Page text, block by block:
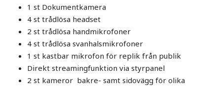
1 st Dokumentkamera
4 st trådlösa headset
2 st trådlösa handmikrofoner
4 st trådlösa svanhalsmikrofoner
1 st kastbar mikrofon för replik från publik
Direkt streamingfunktion via styrpanel
2 st kameror bakre- samt sidovägg för olika